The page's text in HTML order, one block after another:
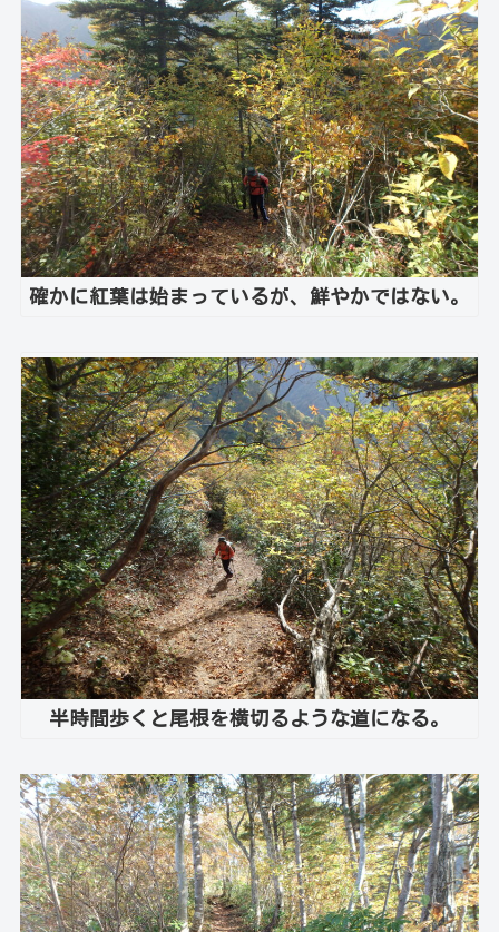
確かに紅葉は始まっているが、鮮やかではない。
半時間歩くと尾根を横切るような道になる。